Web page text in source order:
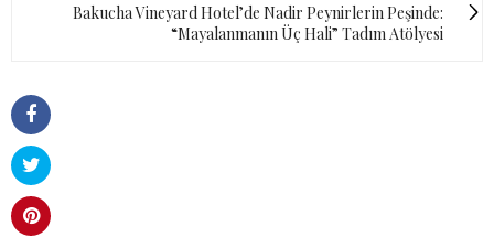
Bakucha Vineyard Hotel’de Nadir Peynirlerin Peşinde:
“Mayalanmanın Üç Hali” Tadım Atölyesi